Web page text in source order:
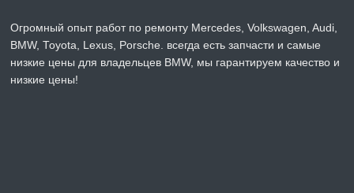
Огромный опыт работ по ремонту Mercedes, Volkswagen, Audi,
BMW, Toyota, Lexus, Porsche. всегда есть запчасти и самые
низкие цены для владельцев BMW, мы гарантируем качество и
низкие цены!